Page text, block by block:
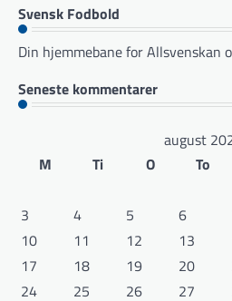
Svensk Fodbold
Din hjemmebane for Allsvenskan
Seneste kommentarer
august
M
Ti O To
3
4 5 6
10
11 12 13
17
18 19 20
24
25 26 27